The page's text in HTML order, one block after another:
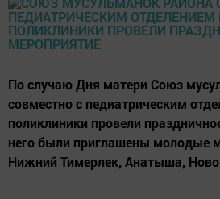
По случаю Дня матери Союз
совместно с педиатрическим
поликлиники провели
него были приглашены молодые
Нижний Тимерлек, Анатыша,